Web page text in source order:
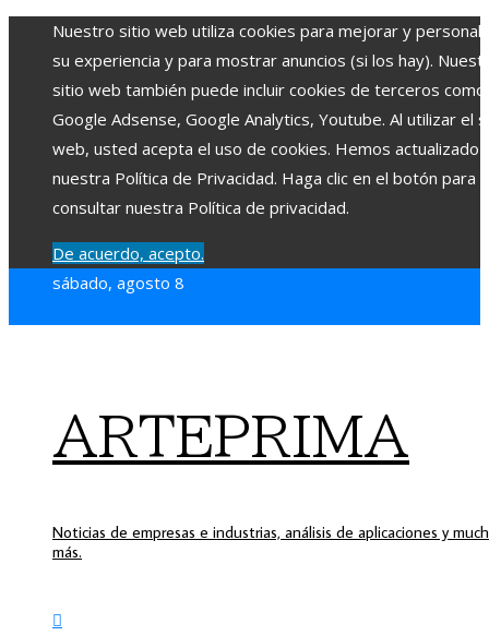
Nuestro sitio web utiliza cookies para mejorar y
su experiencia y para mostrar anuncios (si los hay).
sitio web también puede incluir cookies de terceros como
Google Adsense, Google Analytics, Youtube. Al utilizar el
web, usted acepta el uso de cookies. Hemos actualizado
nuestra Política de Privacidad. Haga clic en el botón para
consultar nuestra Política de privacidad.
De acuerdo, acepto.
sábado, agosto 8
ARTEPRIMA
Noticias de empresas e industrias, análisis de aplicaciones y
más.